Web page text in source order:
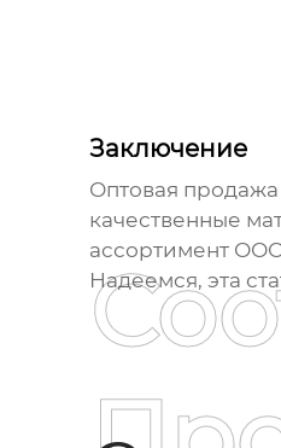
Заключение
Оптовая
качественные
ассортимент
Надеемся, эта